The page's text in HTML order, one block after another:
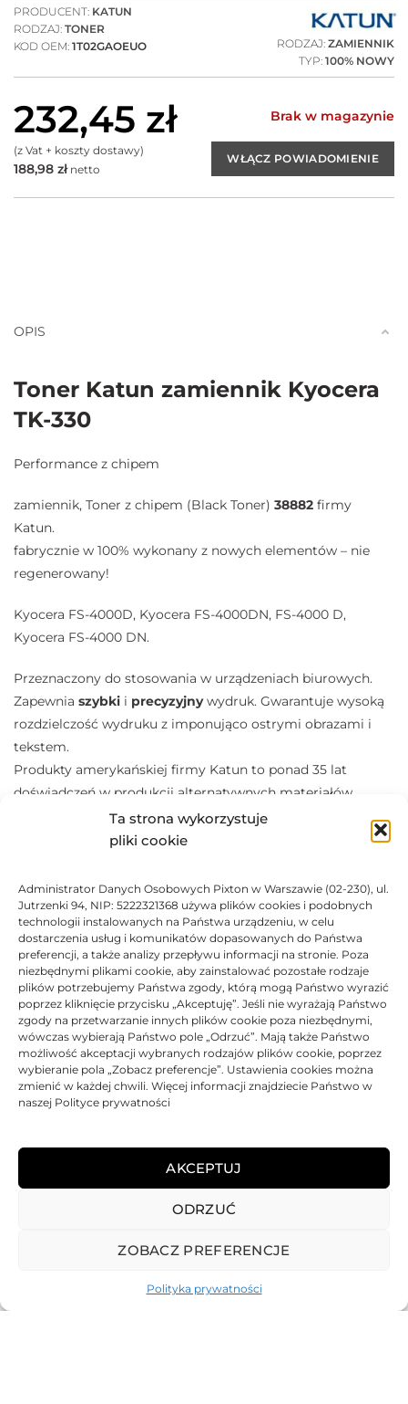
Ta strona wykorzystuje
pliki cookie
Administrator Danych Osobowych Pixton w Warszawie (02-230), ul.
Jutrzenki 94, NIP: 5222321368 używa plików cookies i podobnych
technologii instalowanych na Państwa urządzeniu, w celu
dostarczenia usług i komunikatów dopasowanych do Państwa
preferencji, a także analizy przepływu informacji na stronie. Poza
niezbędnymi plikami cookie, aby zainstalować pozostałe rodzaje
plików potrzebujemy Państwa zgody, którą mogą Państwo wyrazić
poprzez kliknięcie przycisku „Akceptuję”. Jeśli nie wyrażają Państwo
zgody na przetwarzanie innych plików cookie poza niezbędnymi,
wówczas wybierają Państwo pole „Odrzuć”. Mają także Państwo
możliwość akceptacji wybranych rodzajów plików cookie, poprzez
wybieranie pola „Zobacz preferencje”. Ustawienia cookies można
zmienić w każdej chwili. Więcej informacji znajdziecie Państwo w
naszej Polityce prywatności
AKCEPTUJ
ODRZUĆ
ZOBACZ PREFERENCJE
Polityka prywatności
PRODUCENT: KATUN
RODZAJ: TONER
KOD OEM: 1T02GAOEUO RODZAJ: ZAMIENNIK
TYP: 100% NOWY
232,45 zł
(z Vat + koszty dostawy)
188,98 złnetto
Brak w magazynie
OPIS
Toner Katun zamiennik Kyocera
TK-330
Performance z chipem
zamiennik, Toner z chipem (Black Toner) 38882 firmy
Katun.
fabrycznie w 100% wykonany z nowych elementów – nie
regenerowany!
Kyocera FS-4000D, Kyocera FS-4000DN, FS-4000 D,
Kyocera FS-4000 DN.
Przeznaczony do stosowania w urządzeniach biurowych.
Zapewnia szybki i precyzyjnywydruk. Gwarantuje wysoką
rozdzielczość wydruku z imponująco ostrymi obrazami i
tekstem.
Produkty amerykańskiej firmy Katun to ponad 35 lat
doświadczeń w produkcji alternatywnych materiałów
eksploatacyjnych do drukarek oraz kopiarek.
(1) Waste Toner Bottle
(1) Poly Waste Bag
(1) Installation Instructions
DANE TECHNICZNE
KOMPATYBILNOŚĆ
PRODUKTY POWIĄZANE
KOSZTY DOSTAWY